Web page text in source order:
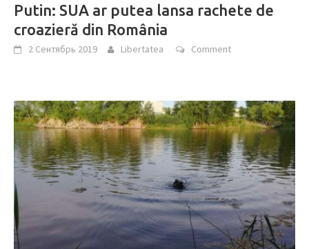
Putin: SUA ar putea lansa rachete de
croazieră din România
2 Сентябрь 2019 Libertatea Comment